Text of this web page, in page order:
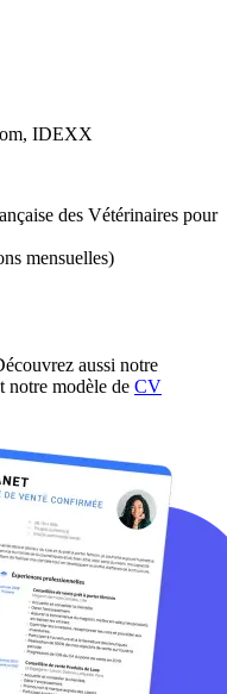
IDEXX
des Vétérinaires pour
mensuelles)
aussi notre
notre modèle de CV